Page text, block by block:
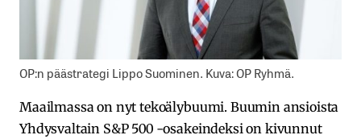
OP:n päästrategi Lippo Suominen. Kuva: OP Ryhmä.
Maailmassa on nyt tekoälybuumi. Buumin ansioista
Yhdysvaltain S&P 500 -osakeindeksi on kivunnut